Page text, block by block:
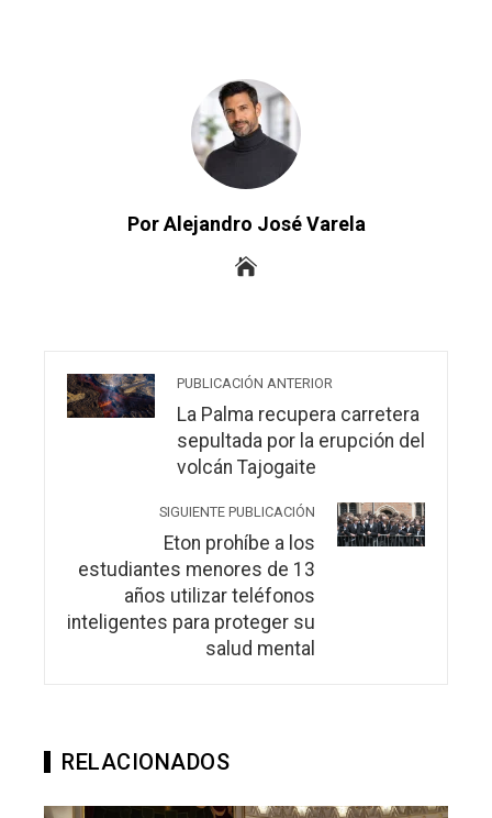
Por Alejandro José Varela
PUBLICACIÓN ANTERIOR
La Palma recupera carretera
sepultada por la erupción del
volcán Tajogaite
SIGUIENTE PUBLICACIÓN
Eton prohíbe a los
estudiantes menores de 13
años utilizar teléfonos
inteligentes para proteger su
salud mental
RELACIONADOS